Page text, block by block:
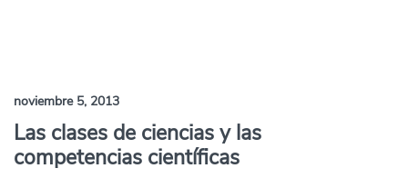
noviembre 5, 2013
Las clases de ciencias y las
competencias científicas